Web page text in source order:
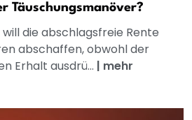
Täuschungsmanöver?
die abschlagsfreie Rente
abschaffen, obwohl der
Erhalt ausdrü... | mehr